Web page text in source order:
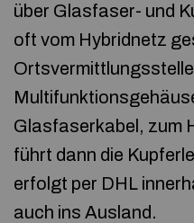
über Glasfaser- und
oft vom Hybridnetz
Glasfaserkabel, zum
führt dann die
erfolgt per DHL
auch ins Ausland.